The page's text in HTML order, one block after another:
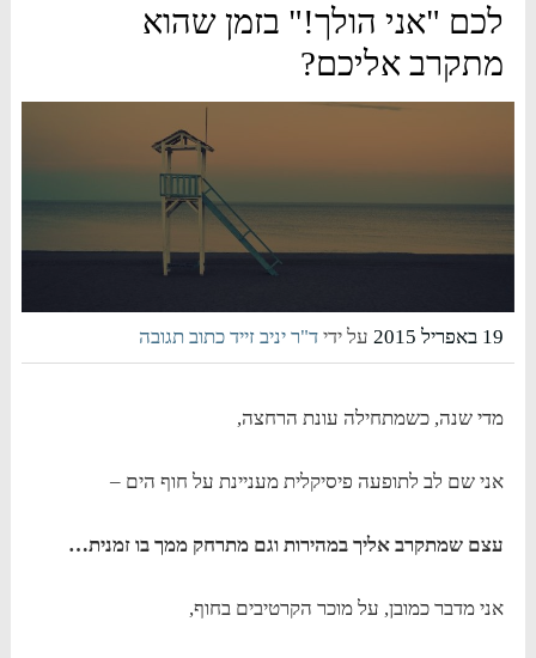
לכם "אני הולך!" בזמן שהוא
מתקרב אליכם?
19 באפריל 2015 על ידיד"ר יניב זייד כתוב תגובה
מדי שנה, כשמתחילה עונת הרחצה,
אני שם לב לתופעה פיסיקלית מעניינת על חוף הים –
עצם שמתקרב אליך במהירות וגם מתרחק ממך בו זמנית…
אני מדבר כמובן, על מוכר הקרטיבים בחוף,